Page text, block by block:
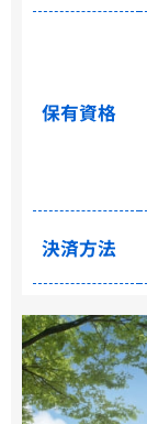
保有資格
決済方法